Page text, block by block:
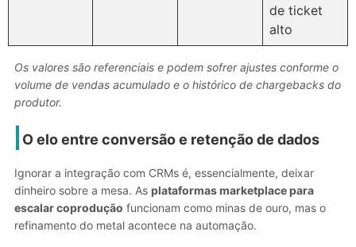
de ticket
alto
Os valores são referenciais e podem sofrer ajustes conforme o
volume de vendas acumulado e o histórico de chargebacks do
produtor.
O elo entre conversão e retenção de dados
Ignorar a integração com CRMs é, essencialmente, deixar
dinheiro sobre a mesa. As plataformas marketplace para
escalar coprodução funcionam como minas de ouro, mas o
refinamento do metal acontece na automação.